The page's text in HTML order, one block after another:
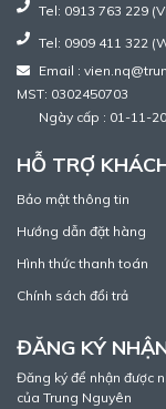
Tel: 0913 763 229
Tel: 0909 411 322
Email :
MST: 0302450703
Ngày cấp : 01-11-
HỖ TRỢ
Bảo mật thông tin
Hướng dẫn đặt hàng
Hình thức thanh toán
Chính sách đổi trả
ĐĂNG KÝ
Đăng ký để nhận được
của Trung Nguyên